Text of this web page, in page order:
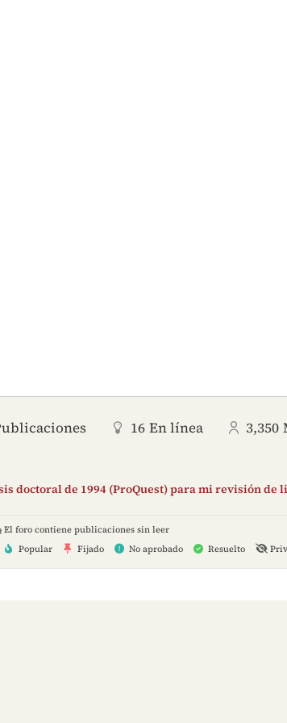
16 En línea 3,350
doctoral de 1994 (ProQuest) para mi revisión de
El foro contiene publicaciones sin leer
Popular Fijado No aprobado Resuelto